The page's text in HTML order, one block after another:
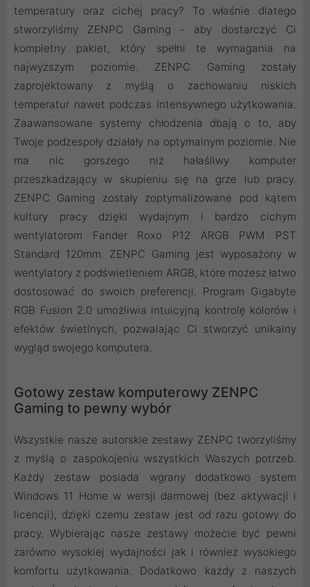
temperatury oraz cichej pracy? To właśnie dlatego
stworzyliśmy ZENPC Gaming - aby dostarczyć Ci
kompletny pakiet, który spełni te wymagania na
najwyższym poziomie. ZENPC Gaming zostały
zaprojektowany z myślą o zachowaniu niskich
temperatur nawet podczas intensywnego użytkowania.
Zaawansowane systemy chłodzenia dbają o to, aby
Twoje podzespoły działały na optymalnym poziomie. Nie
ma nic gorszego niż hałaśliwy komputer
przeszkadzający w skupieniu się na grze lub pracy.
ZENPC Gaming zostały zoptymalizowane pod kątem
kultury pracy dzięki wydajnym i bardzo cichym
wentylatorom Fander Roxo P12 ARGB PWM PST
Standard 120mm. ZENPC Gaming jest wyposażony w
wentylatory z podświetleniem ARGB, które możesz łatwo
dostosować do swoich preferencji. Program Gigabyte
RGB Fusion 2.0 umożliwia intuicyjną kontrolę kolorów i
efektów świetlnych, pozwalając Ci stworzyć unikalny
wygląd swojego komputera.
Gotowy zestaw komputerowy ZENPC
Gaming to pewny wybór
Wszystkie nasze autorskie zestawy ZENPC tworzyliśmy
z myślą o zaspokojeniu wszystkich Waszych potrzeb.
Każdy zestaw posiada wgrany dodatkowo system
Windows 11 Home w wersji darmowej (bez aktywacji i
licencji), dzięki czemu zestaw jest od razu gotowy do
pracy. Wybierając nasze zestawy możecie być pewni
zarówno wysokiej wydajności jak i również wysokiego
komfortu użytkowania. Dodatkowo każdy z naszych